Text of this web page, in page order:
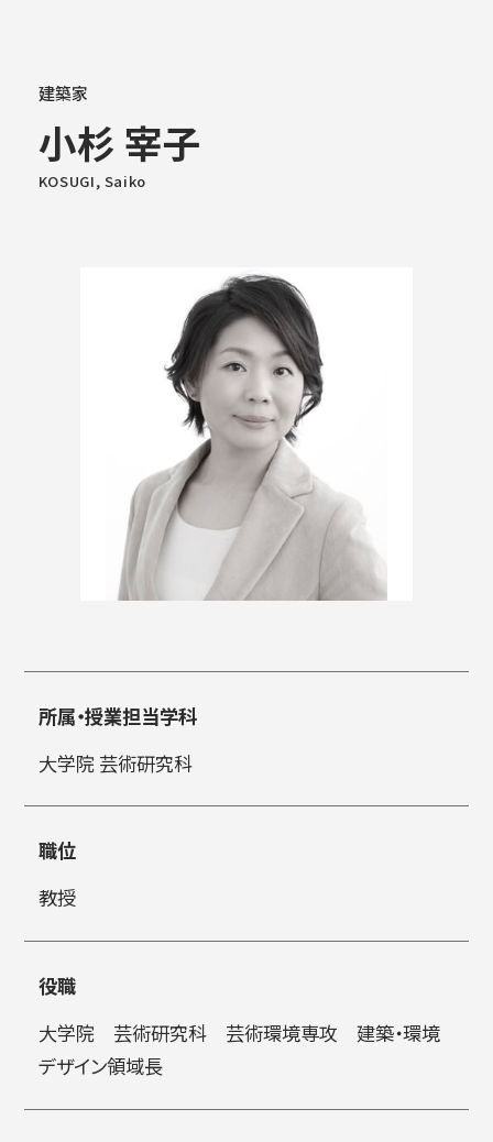
学部学科
学生生活・就職
简体字 繁体字
建築家
小杉 宰子
KOSUGI, Saiko
所属・授業担当学科
大学院 芸術研究科
職位
教授
役職
大学院 芸術研究科 芸術環境専攻 建築・環境
デザイン領域長